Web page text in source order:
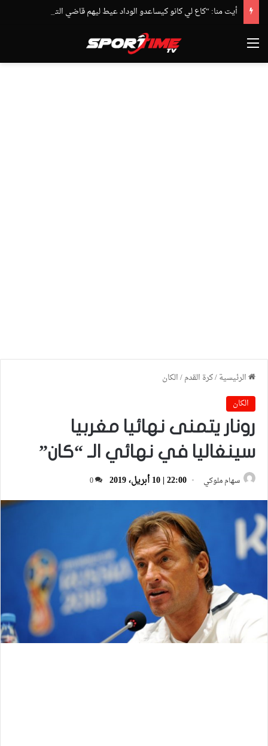
القائمة
الرئيسية/كرة القدم/الكان
الكان
رونار يتمنى نهائيا مغربيا
سينغاليا في نهائي الـ “كان”
سهام ملوكي 22:00 | 10 أبريل، 2019 0